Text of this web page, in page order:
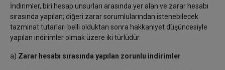
İndirimler, biri hesap unsurları arasında yer alan ve zarar hesabı
sırasında yapılan; diğeri zarar sorumlularından istenebilecek
tazminat tutarları belli olduktan sonra hakkaniyet düşüncesiyle
yapılan indirimler olmak üzere iki türlüdür.
a) Zarar hesabı sırasında yapılan zorunlu indirimler